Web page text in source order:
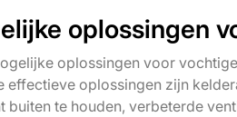
oplossingen
oplossingen voor
effectieve oplossingen zijn
buiten te houden, verbeterde